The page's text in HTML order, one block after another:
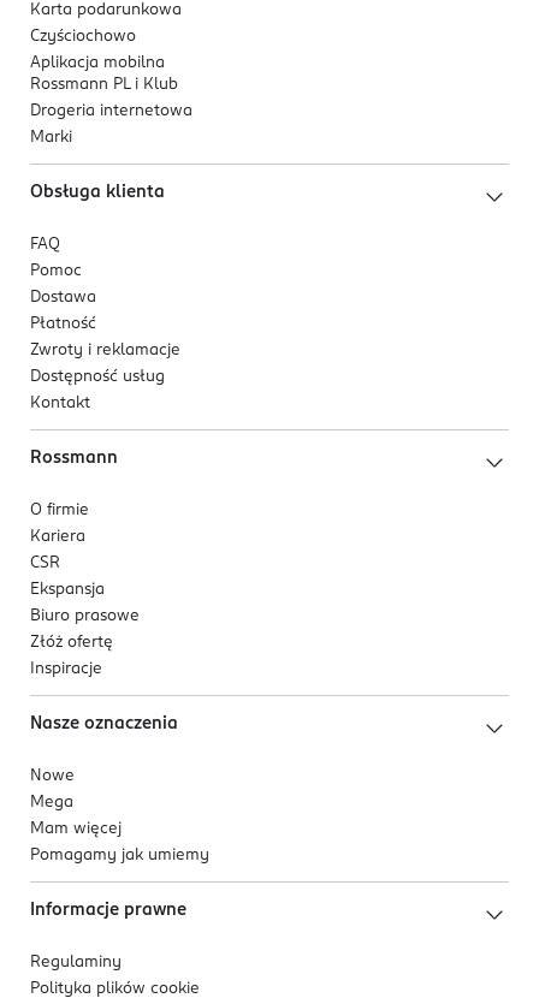
Karta podarunkowa
Czyściochowo
Aplikacja mobilna
Rossmann PL i Klub
Drogeria internetowa
Marki
Obsługa klienta
FAQ
Pomoc
Dostawa
Płatność
Zwroty i reklamacje
Dostępność usług
Kontakt
Rossmann
O firmie
Kariera
CSR
Ekspansja
Biuro prasowe
Złóż ofertę
Inspiracje
Nasze oznaczenia
Nowe
Mega
Mam więcej
Pomagamy jak umiemy
Informacje prawne
Regulaminy
Polityka plików cookie